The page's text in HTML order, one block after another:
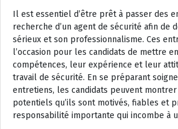
Il est essentiel d’être prêt à passer des
recherche d’un agent de sécurité afin de
sérieux et son professionnalisme. Ces
l’occasion pour les candidats de mettre
compétences, leur expérience et leur
travail de sécurité. En se préparant
entretiens, les candidats peuvent
potentiels qu’ils sont motivés, fiables et
responsabilité importante qui incombe à